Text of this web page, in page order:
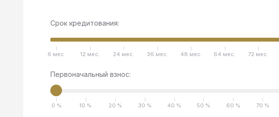
Срок кредитования:
6 мес. 12 мес. 24 мес. 36 мес. 48 мес. 64 мес. 72 мес.
Первоначальный взнос:
0 % 10 % 20 % 30 % 40 % 50 % 60 % 70 %